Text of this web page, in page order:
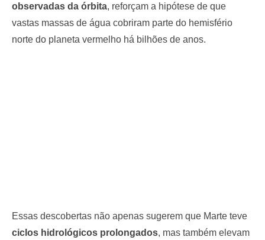
observadas da órbita, reforçam a hipótese de que
vastas massas de água cobriram parte do hemisfério
norte do planeta vermelho há bilhões de anos.
Essas descobertas não apenas sugerem que Marte teve
ciclos hidrológicos prolongados, mas também elevam